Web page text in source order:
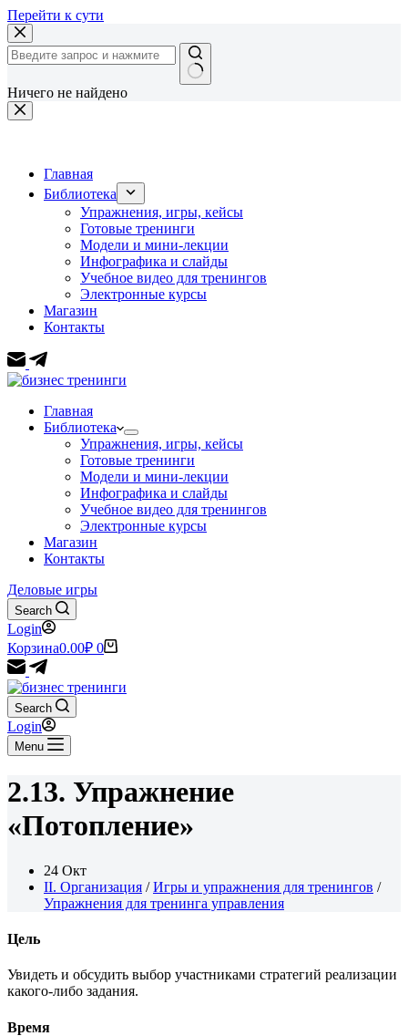
Перейти к сути
Ничего не найдено
Главная
Библиотека
Упражнения, игры, кейсы
Готовые тренинги
Модели и мини-лекции
Инфографика и слайды
Учебное видео для тренингов
Электронные курсы
Магазин
Контакты
Главная
Библиотека
Упражнения, игры, кейсы
Готовые тренинги
Модели и мини-лекции
Инфографика и слайды
Учебное видео для тренингов
Электронные курсы
Магазин
Контакты
Деловые игры
Search
Login
Корзина0.00₽ 0
Search
Login
Menu
2.13. Упражнение
«Потопление»
24 Окт
II. Организация /Игры и упражнения для тренингов /
Упражнения для тренинга управления
Цель
Увидеть и обсудить выбор участниками стратегий реализации
какого-либо задания.
Время